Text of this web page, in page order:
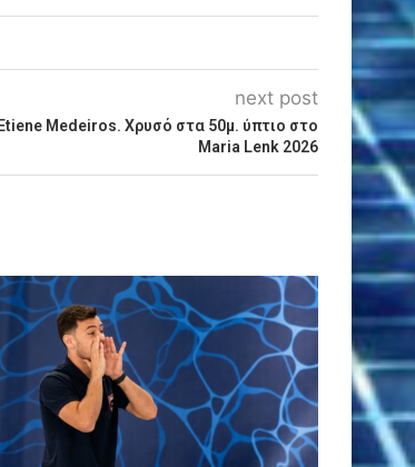
next post
Medeiros. Χρυσό στα 50μ. ύπτιο στο
Maria Lenk 2026